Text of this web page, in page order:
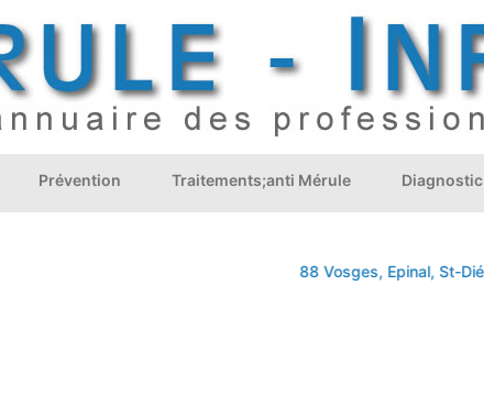
Prévention Traitements;anti Mérule Diagnostic
88 Vosges, Epinal, St-Dié